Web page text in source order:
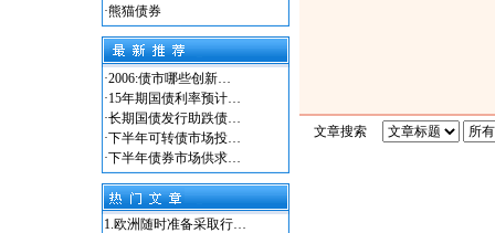
·熊猫债券
·2006:债市哪些创新…
·15年期国债利率预计…
·长期国债发行助跌债…
·下半年可转债市场投…
·下半年债券市场供求…
1.欧洲随时准备采取行…
文章搜索